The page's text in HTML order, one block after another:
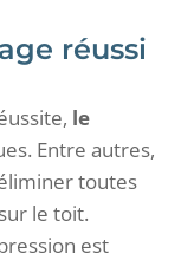
réussi
le
Entre autres,
toutes
le toit.
est